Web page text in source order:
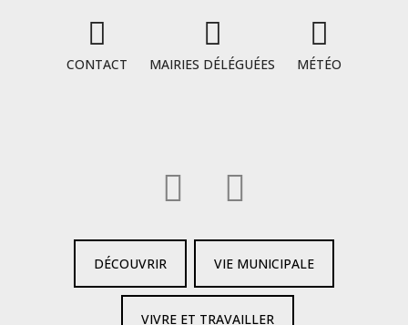
CONTACT MAIRIES DÉLÉGUÉES MÉTÉO
DÉCOUVRIR VIE MUNICIPALE
VIVRE ET TRAVAILLER